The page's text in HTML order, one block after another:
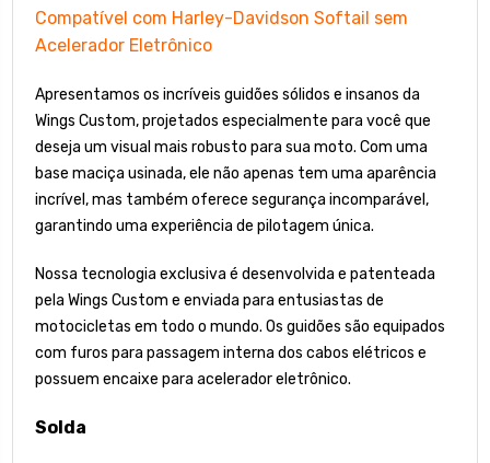
Compatível com Harley-Davidson Softail sem
Acelerador Eletrônico
Apresentamos os incríveis guidões sólidos e insanos da
Wings Custom, projetados especialmente para você que
deseja um visual mais robusto para sua moto. Com uma
base maciça usinada, ele não apenas tem uma aparência
incrível, mas também oferece segurança incomparável,
garantindo uma experiência de pilotagem única.
Nossa tecnologia exclusiva é desenvolvida e patenteada
pela Wings Custom e enviada para entusiastas de
motocicletas em todo o mundo. Os guidões são equipados
com furos para passagem interna dos cabos elétricos e
possuem encaixe para acelerador eletrônico.
Solda